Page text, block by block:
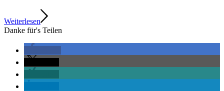
Weiterlesen
Danke für's Teilen